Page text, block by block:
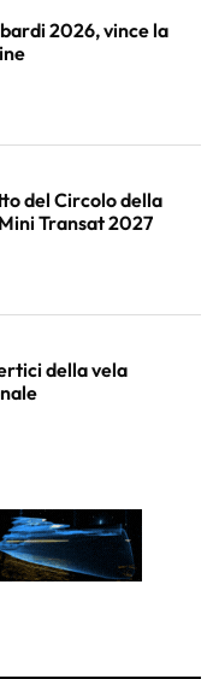
2026, vince la
del Circolo della
Transat 2027
della vela